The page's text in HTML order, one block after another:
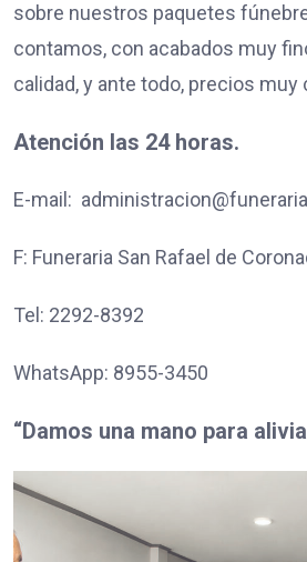
sobre nuestros paquetes
contamos, con acabados muy
calidad, y ante todo, precios muy
Atención las 24 horas.
E-mail:
F: Funeraria San Rafael de
Tel: 2292-8392
WhatsApp: 8955-3450
“Damos una mano para